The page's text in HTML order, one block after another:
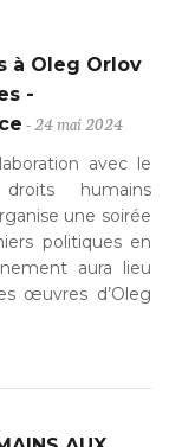
à Oleg Orlov
-
- 24 mai 2024
avec le
humains
une soirée
politiques en
aura lieu
œuvres d’Oleg